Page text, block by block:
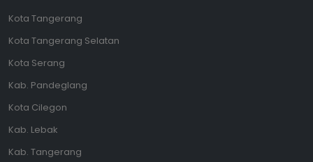
Kota Tangerang
Kota Tangerang Selatan
Kota Serang
Kab. Pandeglang
Kota Cilegon
Kab. Lebak
Kab. Tangerang